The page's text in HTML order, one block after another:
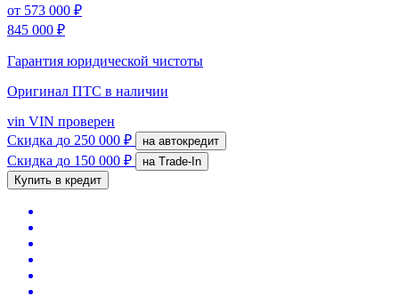
от 573 000 ₽
845 000 ₽
Гарантия юридической чистоты
Оригинал ПТС в наличии
vin VIN проверен
Скидка до 250 000 ₽ на автокредит
Скидка до 150 000 ₽
на Trade-In
Купить в кредит